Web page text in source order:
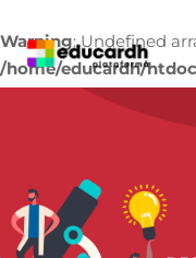
Warning: Undefined
/home/educardh/
content/mu-plugins/